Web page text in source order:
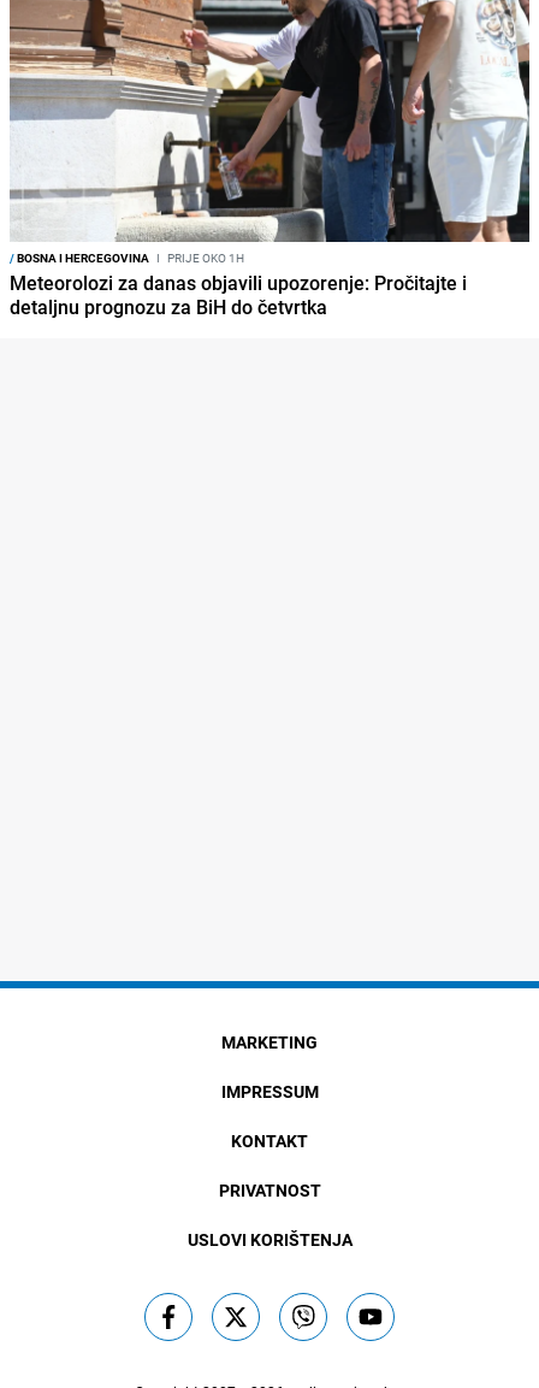
/BOSNA I HERCEGOVINA I PRIJE OKO 1H
Meteorolozi za danas objavili upozorenje: Pročitajte i
detaljnu prognozu za BiH do četvrtka
MARKETING
IMPRESSUM
KONTAKT
PRIVATNOST
USLOVI KORIŠTENJA